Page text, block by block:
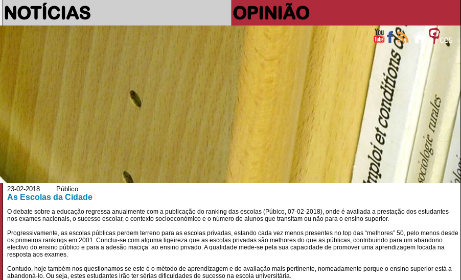
NOTÍCIAS OPINIÃO
23-02-2018 Público
As Escolas da Cidade
O debate sobre a educação regressa anualmente com a publicação do ranking das escolas (Púbico, 07-02-2018), onde é avaliada a prestação dos estudantes
nos exames nacionais, o sucesso escolar, o contexto socioeconómico e o número de alunos que transitam ou não para o ensino superior.
Progressivamente, as escolas públicas perdem terreno para as escolas privadas, estando cada vez menos presentes no top das “melhores” 50, pelo menos desde
os primeiros rankings em 2001. Conclui-se com alguma ligeireza que as escolas privadas são melhores do que as públicas, contribuindo para um abandono
efectivo do ensino público e para a adesão maciça ao ensino privado. A qualidade mede-se pela sua capacidade de promover uma aprendizagem focada na
resposta aos exames.
Contudo, hoje também nos questionamos se este é o método de aprendizagem e de avaliação mais pertinente, nomeadamente porque o ensino superior está a
abandoná-lo. Ou seja, estes estudantes irão ter sérias dificuldades de sucesso na escola universitária.